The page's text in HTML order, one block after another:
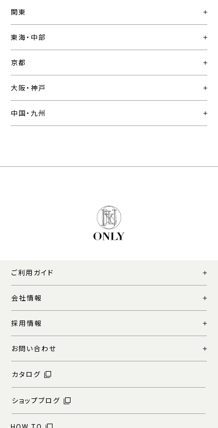
関東
東海・中部
京都
大阪・神戸
中国・九州
ご利用ガイド
会社情報
採用情報
お問い合わせ
カタログ
ショップブログ